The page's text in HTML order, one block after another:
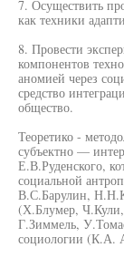
7. Осуществить
как техники
8. Провести
компонентов
аномией через
средство
общество.
Теоретико -
субъектно —
Е.В.Руденского,
социальной
В.С.Барулин,
(Х.Блумер,
Г.Зиммель,
социологии (К.А.